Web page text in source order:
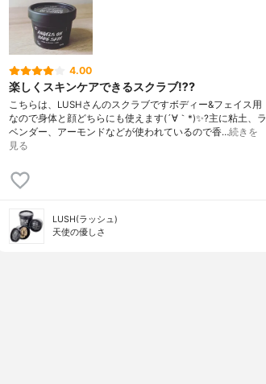
4.00
楽しくスキンケアできるスクラブ⁉️?
こちらは、LUSHさんのスクラブですボディー&フェイス用
なので身体と顔どちらにも使えます(´∀｀*)✨?主に粘土、ラ
ベンダー、アーモンドなどが使われているので香…続きを
見る
LUSH(ラッシュ)
天使の優しさ